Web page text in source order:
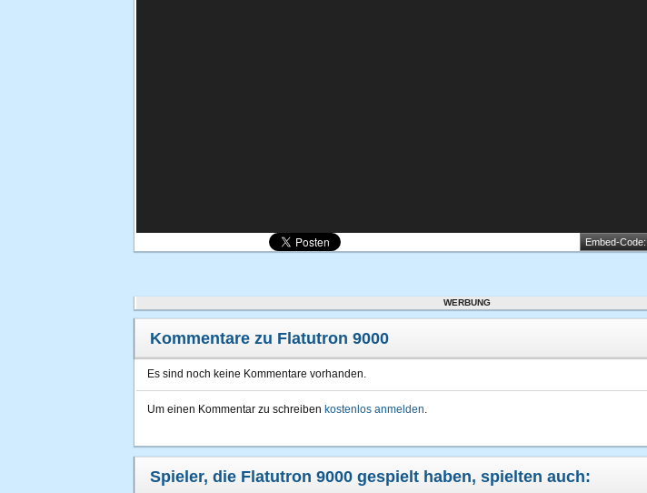
Embed-Code:
WERBUNG
Kommentare zu Flatutron 9000
Es sind noch keine Kommentare vorhanden.
Um einen Kommentar zu schreiben kostenlos anmelden.
Spieler, die Flatutron 9000 gespielt haben, spielten auch: